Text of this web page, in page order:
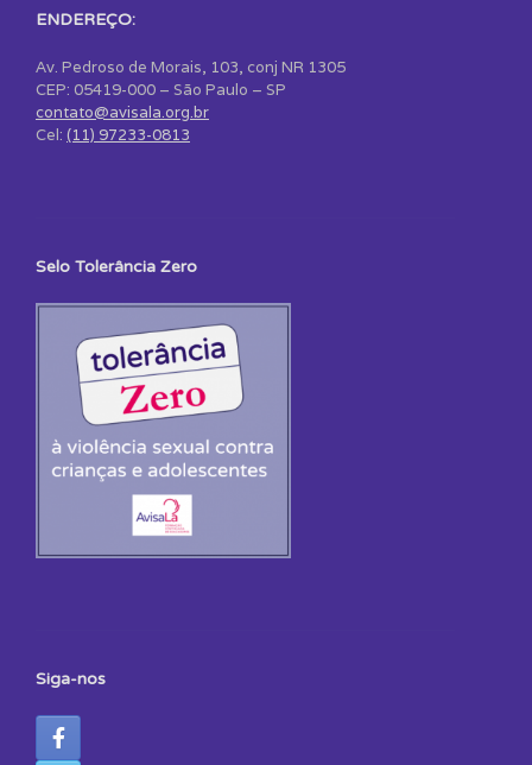
ENDEREÇO:
Av. Pedroso de Morais, 103, conj NR 1305
CEP: 05419-000 – São Paulo – SP
contato@avisala.org.br
Cel: (11) 97233-0813
Selo Tolerância Zero
Siga-nos